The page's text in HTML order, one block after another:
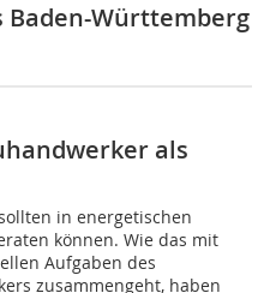
Württemberg
als
in energetischen
können. Wie das mit
Aufgaben des
zusammengeht, haben